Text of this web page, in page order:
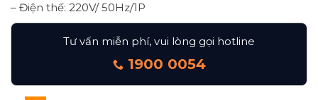
– Điện thế: 220V/ 50Hz/1P
Tư vấn miễn phí, vui lòng gọi hotline
1900 0054